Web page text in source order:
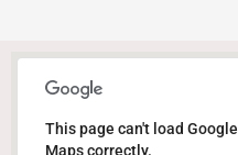
This page can't load Google
Maps correctly.